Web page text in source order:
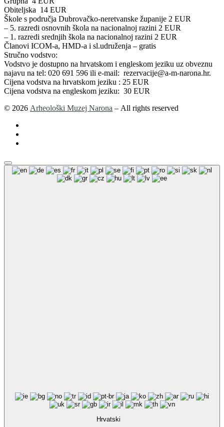
Obiteljska 14 EUR
Škole s područja Dubrovačko-neretvanske županije 2 EUR
– 5. razredi osnovnih škola na nacionalnoj razini 2 EUR
– 1. razredi srednjih škola na nacionalnoj razini 2 EUR
Članovi ICOM-a, HMD-a i sl.udruženja – gratis
Stručno vodstvo:
Vodstvo je dostupno na hrvatskom i engleskom jeziku uz obveznu
najavu na tel: 020 691 596 ili e-mail: rezervacije@a-m-narona.hr.
Cijena vodstva na hrvatskom jeziku : 25 EUR
Cijena vodstva na engleskom jeziku: 30 EUR
© 2026 Arheološki Muzej Narona – All rights reserved
Hrvatski